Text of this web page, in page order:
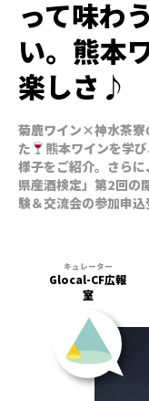
って味わ
い。熊本
楽しさ♪
菊鹿ワイン×神水茶寮
た
熊本ワインを学
様子をご紹介。さら
県産酒検定」第2回の
験＆交流会の参加申込
Glocal-CF広報
室